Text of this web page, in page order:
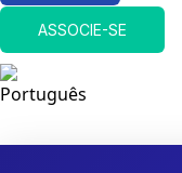
ASSOCIE-SE